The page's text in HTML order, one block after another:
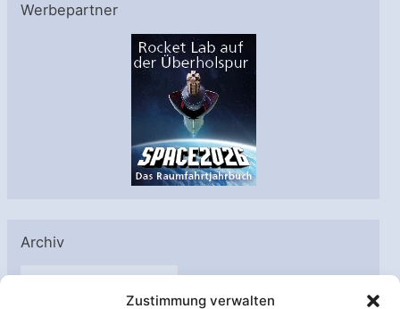
Zustimmung verwalten
Werbepartner
Archiv
A